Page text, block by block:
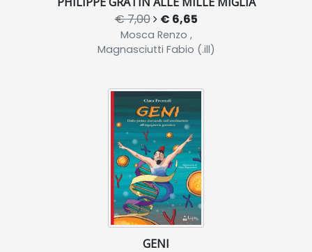
€ 7,00 € 6,65
Mosca Renzo ,
Magnasciutti Fabio (.ill)
GENI